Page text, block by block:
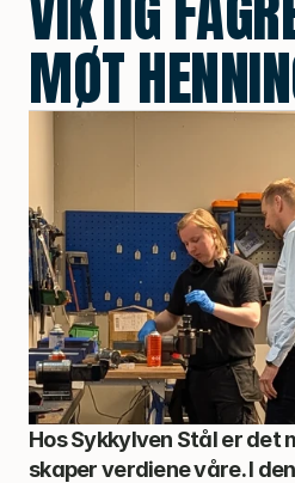
MØT
Hos Sykkylven Stål er det
skaper verdiene våre. I